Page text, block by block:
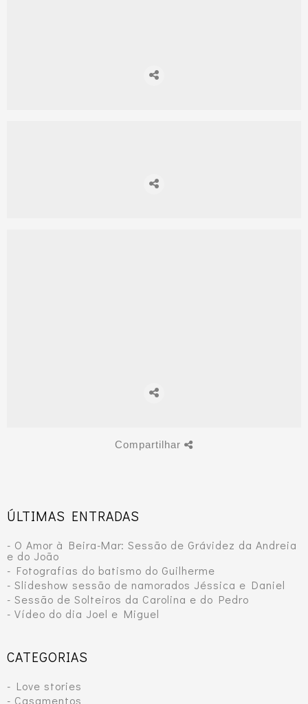
Compartilhar
ÚLTIMAS ENTRADAS
- O Amor à Beira-Mar: Sessão de Grávidez da Andreia
e do João
- Fotografias do batismo do Guilherme
- Slideshow sessão de namorados Jéssica e Daniel
- Sessão de Solteiros da Carolina e do Pedro
- Vídeo do dia Joel e Miguel
CATEGORIAS
- Love stories
- Casamentos